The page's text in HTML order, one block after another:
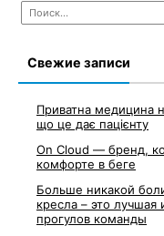
Найти:
Свежие записи
Приватна медицина
що це дає пацієнту
On Cloud — бренд,
комфорте в беге
Больше никакой
кресла – это лучшая
прогулов команды